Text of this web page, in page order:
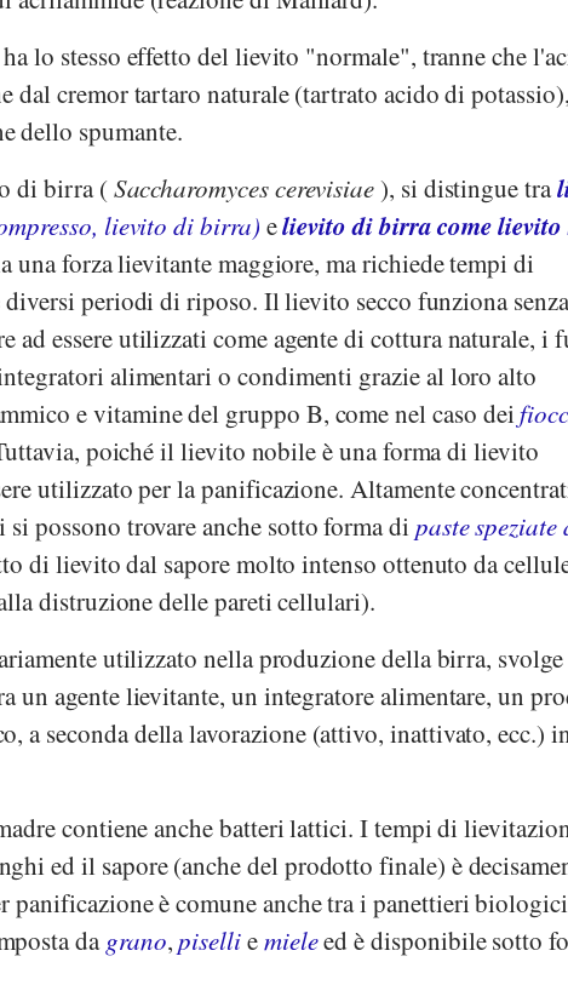
ha lo stesso effetto del lievito "normale", tranne che
dal cremor tartaro naturale (tartrato acido di
dello spumante.
di birra (Saccharomyces cerevisiae), si distingue tra
lievito di birra) elievito di birra come lievito
una forza lievitante maggiore, ma richiede tempi di
periodi di riposo. Il lievito secco funziona senza
ad essere utilizzati come agente di cottura naturale, i
alimentari o condimenti grazie al loro alto
e vitamine del gruppo B, come nel caso dei
poiché il lievito nobile è una forma di lievito
utilizzato per la panificazione. Altamente
possono trovare anche sotto forma di paste speziate
di lievito dal sapore molto intenso ottenuto da
distruzione delle pareti cellulari).
utilizzato nella produzione della birra, svolge
un agente lievitante, un integratore alimentare, un
a seconda della lavorazione (attivo, inattivato, ecc.)
contiene anche batteri lattici. I tempi di
ed il sapore (anche del prodotto finale) è
panificazione è comune anche tra i panettieri
da grano,piselliemieleed è disponibile sotto